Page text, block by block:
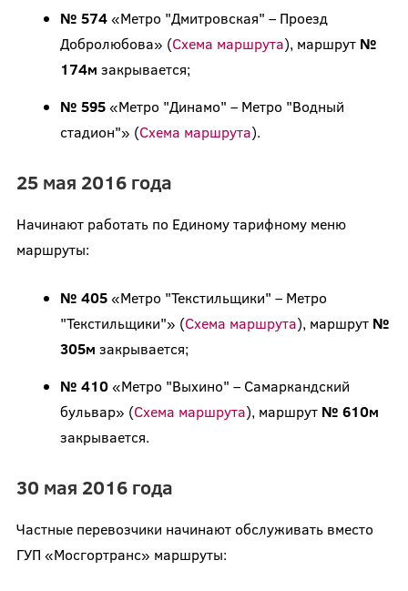
№ 574«Метро "Дмитровская" – Проезд
Добролюбова» (Схема маршрута), маршрут №
174м закрывается;
№ 595«Метро "Динамо" – Метро "Водный
стадион"» (Схема маршрута).
25 мая 2016 года
Начинают работать по Единому тарифному меню
маршруты:
№ 405«Метро "Текстильщики" – Метро
"Текстильщики"» (Схема маршрута), маршрут №
305м закрывается;
№ 410«Метро "Выхино" – Самаркандский
бульвар» (Схема маршрута), маршрут № 610м
закрывается.
30 мая 2016 года
Частные перевозчики начинают обслуживать вместо
ГУП «Мосгортранс» маршруты: